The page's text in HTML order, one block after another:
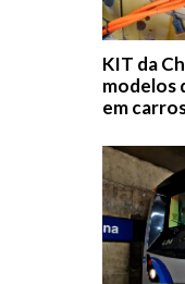
KIT da
modelos
em